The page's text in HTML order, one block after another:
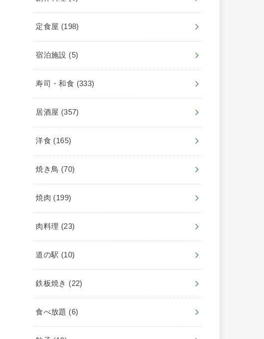
定食屋 (198)
宿泊施設 (5)
寿司・和食 (333)
居酒屋 (357)
洋食 (165)
焼き鳥 (70)
焼肉 (199)
肉料理 (23)
道の駅 (10)
鉄板焼き (22)
食べ放題 (6)